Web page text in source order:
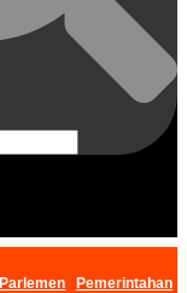
Parlemen
Pemerintahan